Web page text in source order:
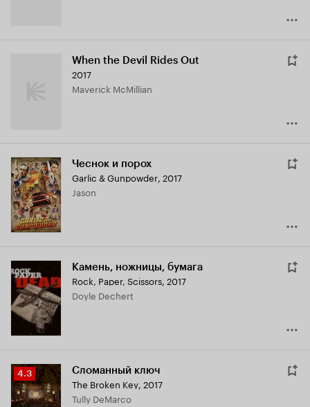
When the Devil Rides Out
2017
Maverick McMillian
Чеснок и порох
Garlic & Gunpowder, 2017
Jason
Камень, ножницы, бумага
Rock, Paper, Scissors, 2017
Doyle Dechert
Рейтинг
Кинопоиска
4.3
4.3 Сломанный ключ
The Broken Key, 2017
Tully DeMarco